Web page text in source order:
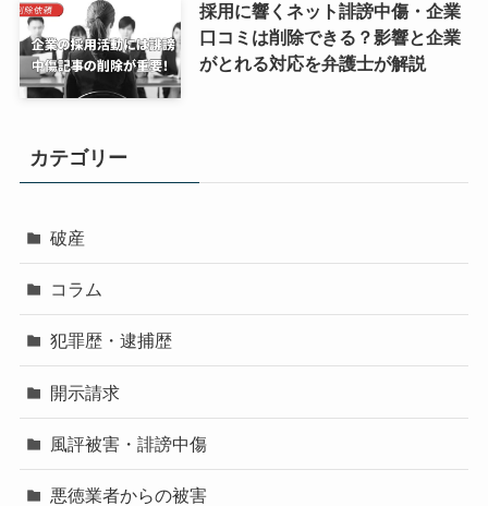
採用に響くネット誹謗中傷・企業
口コミは削除できる？影響と企業
がとれる対応を弁護士が解説
カテゴリー
破産
コラム
犯罪歴・逮捕歴
開示請求
風評被害・誹謗中傷
悪徳業者からの被害